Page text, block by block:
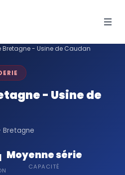
Bretagne - Usine de Caudan
- Usine de
Bretagne
Moyenne série
CAPACITÉ